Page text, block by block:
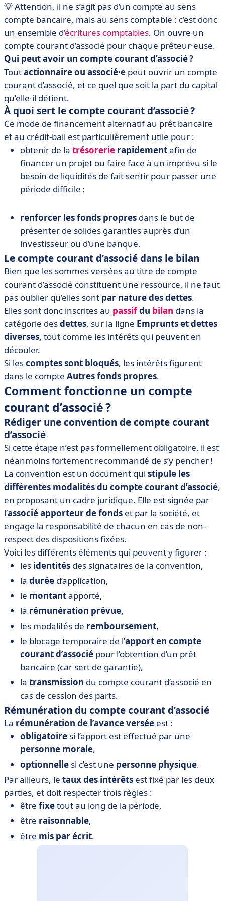
💡 Attention, il ne s’agit pas d’un compte au sens
compte bancaire, mais au sens comptable : c’est donc
un ensemble d’écritures comptables. On ouvre un
compte courant d’associé pour chaque prêteur·euse.
Qui peut avoir un compte courant d’associé ?
Toutactionnaire ou associé·e peut ouvrir un compte
courant d’associé, et ce quel que soit la part du capital
qu’elle·il détient.
À quoi sert le compte courant d’associé ?
Ce mode de financement alternatif au prêt bancaire
et au crédit-bail est particulièrement utile pour :
obtenir de la trésorerie rapidementafin de
financer un projet ou faire face à un imprévu si le
besoin de liquidités de fait sentir pour passer une
période difficile ;
renforcer les fonds propres dans le but de
présenter de solides garanties auprès d’un
investisseur ou d’une banque.
Le compte courant d’associé dans le bilan
Bien que les sommes versées au titre de compte
courant d’associé constituent une ressource, il ne faut
pas oublier qu’elles sont par nature des dettes.
Elles sont donc inscrites au passifdu bilan dans la
catégorie desdettes, sur la ligne Emprunts et dettes
diverses, tout comme les intérêts qui peuvent en
découler.
Si lescomptes sont bloqués, les intérêts figurent
dans le compte Autres fonds propres.
Comment fonctionne un compte
courant d’associé ?
Rédiger une convention de compte courant
d’associé
Si cette étape n’est pas formellement obligatoire, il est
néanmoins fortement recommandé de s’y pencher !
La convention est un document qui stipule les
différentes modalités du compte courant d’associé,
en proposant un cadre juridique. Elle est signée par
l’associé apporteur de fonds et par la société, et
engage la responsabilité de chacun en cas de non-
respect des dispositions fixées.
Voici les différents éléments qui peuvent y figurer :
les identités des signataires de la convention,
la durée d’application,
le montantapporté,
la rémunération prévue,
les modalités de remboursement,
le blocage temporaire de l’apport en compte
courant d’associé pour l’obtention d’un prêt
bancaire (car sert de garantie),
la transmission du compte courant d’associé en
cas de cession des parts.
Rémunération du compte courant d’associé
La rémunération de l’avance versée est :
obligatoire si l’apport est effectué par une
personne morale,
optionnelle si c’est une personne physique.
Par ailleurs, le taux des intérêts est fixé par les deux
parties, et doit respecter trois règles :
être fixetout au long de la période,
être raisonnable,
être mis par écrit.